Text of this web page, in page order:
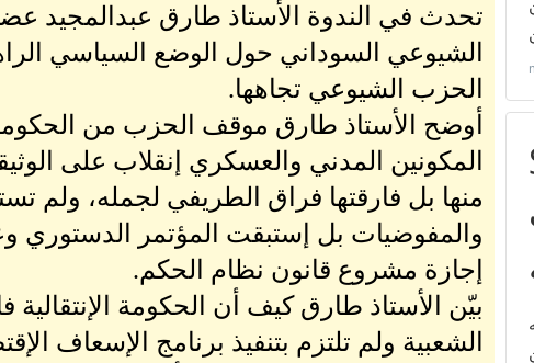
تحدث في الندوة الأستاذ طارق عبدالمجيد
الشيوعي السوداني حول الوضع السياسي
الحزب الشيوعي تجاهها.
أوضح الأستاذ طارق موقف الحزب من الحكومة
منها بل فارقتها فراق الطريفي لجمله، ولم
والمفوضيات بل إستبقت المؤتمر الدستوري
إجازة مشروع قانون نظام الحكم.
بيّن الأستاذ طارق كيف أن الحكومة
الشعبية ولم تلتزم بتنفيذ برنامج الإسعاف